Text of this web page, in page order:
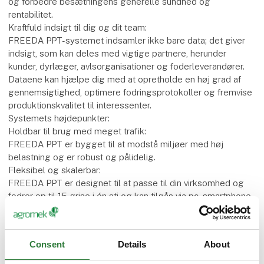
Consent Details About
rentabilitet.
Kraftfuld indsigt til dig og dit team:
FREEDA PPT-systemet indsamler ikke bare data; det giver
indsigt, som kan deles med vigtige partnere, herunder
kunder, dyrlæger, avlsorganisationer og foderleverandører.
Dataene kan hjælpe dig med at opretholde en høj grad af
gennemsigtighed, optimere fodringsprotokoller og fremvise
produktionskvalitet til interessenter.
Systemets højdepunkter:
Holdbar til brug med meget trafik:
FREEDA PPT er bygget til at modstå miljøer med høj
belastning og er robust og pålidelig.
Fleksibel og skalerbar:
FREEDA PPT er designet til at passe til din virksomhed og
fodrer op til 15 grise i én sti og kan tilgås via pc, smartphone
eller tablet.
Øjeblikkelig datatilgængelighed og rangordning:
præstationer og giver et øjebliksbillede af
besætningsdynamikken i realtid.